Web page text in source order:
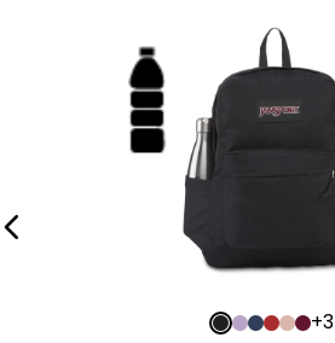
+3